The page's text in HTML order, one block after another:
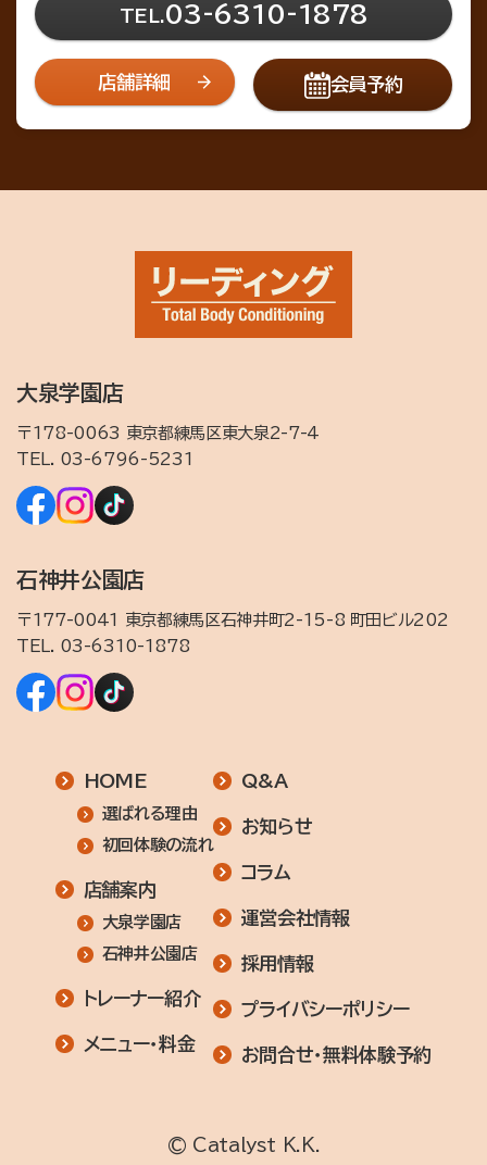
TEL.03-6310-1878
店舗詳細 会員予約
大泉学園店
〒178-0063 東京都練馬区東大泉2-7-4
TEL. 03-6796-5231
石神井公園店
〒177-0041 東京都練馬区石神井町2-15-8 町田ビル202
TEL. 03-6310-1878
HOME
選ばれる理由
初回体験の流れ
店舗案内
大泉学園店
石神井公園店
トレーナー紹介
メニュー・料金
Q&A
お知らせ
コラム
運営会社情報
採用情報
プライバシーポリシー
お問合せ・無料体験予約
© Catalyst K.K.